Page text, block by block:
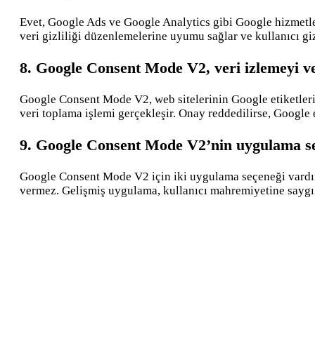
Evet, Google Ads ve Google Analytics gibi Google
veri gizliliği düzenlemelerine uyumu sağlar ve kullanıcı
8. Google Consent Mode V2, veri izlemeyi
Google Consent Mode V2, web sitelerinin Google
veri toplama işlemi gerçekleşir. Onay reddedilirse, Google
9. Google Consent Mode V2’nin uygulama
Google Consent Mode V2 için iki uygulama seçeneği
vermez. Gelişmiş uygulama, kullanıcı mahremiyetine